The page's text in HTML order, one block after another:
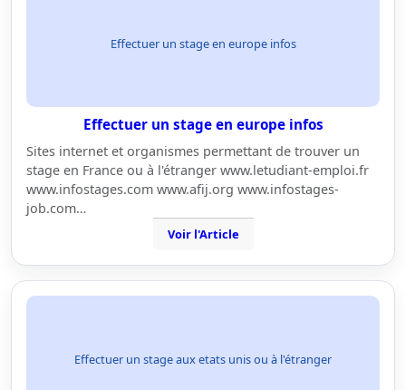
Effectuer un stage en europe infos
Effectuer un stage en europe infos
Sites internet et organismes permettant de trouver un
stage en France ou à l'étranger www.letudiant-emploi.fr
www.infostages.com www.afij.org www.infostages-
job.com…
Voir l'Article
Effectuer un stage aux etats unis ou à l'étranger